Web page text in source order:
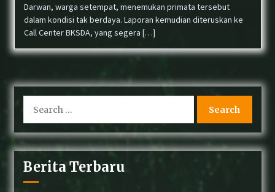
Sindikat Perdagangan Satwa Dilindungi Tapir
di Pasaman Masuk Meja Hijau
BKSDA Sumbar Tangani Konflik Beruang Madu
yang Resahkan Warga di Lubuk Sikaping
Wujud Akuntabilitas: Transparansi Kinerja
untuk Alam Sumatera Barat
Darwan, warga setempat, menemukan primata tersebut
dalam kondisi tak berdaya. Laporan kemudian diteruskan ke
Call Center BKSDA, yang segera […]
for:
Berita Terbaru